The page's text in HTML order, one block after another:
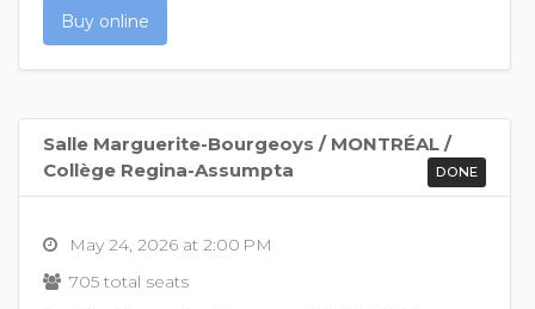
Buy online
Salle Marguerite-Bourgeoys / MONTRÉAL /
Collège Regina-Assumpta
DONE
May 24, 2026 at 2:00 PM
705 total seats